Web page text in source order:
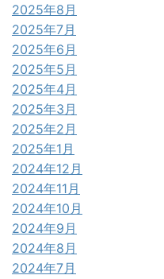
2025年8月
2025年7月
2025年6月
2025年5月
2025年4月
2025年3月
2025年2月
2025年1月
2024年12月
2024年11月
2024年10月
2024年9月
2024年8月
2024年7月